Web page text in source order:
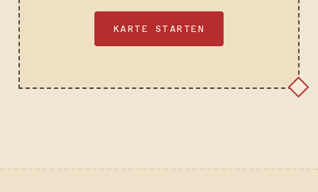
KARTE STARTEN